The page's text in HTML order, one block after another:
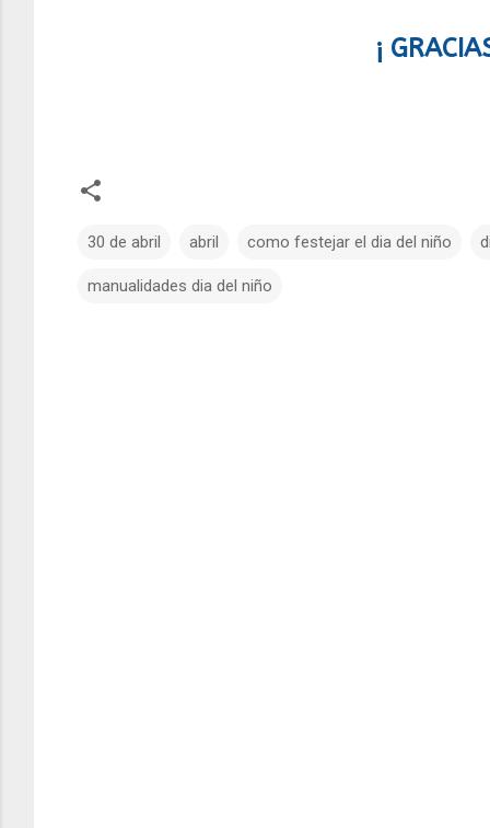
¡
30 de abril abril como festejar el dia del niño
manualidades dia del niño